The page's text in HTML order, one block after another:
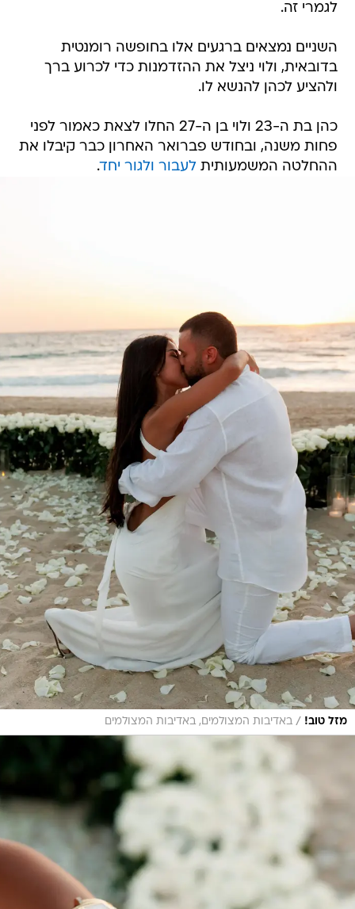
לגמרי זה.
השניים נמצאים ברגעים אלו בחופשה רומנטית
בדובאית, ולוי ניצל את ההזדמנות כדי לכרוע ברך
ולהציע לכהן להנשא לו.
כהן בת ה-23 ולוי בן ה-27 החלו לצאת כאמור לפני
פחות משנה, ובחודש פברואר האחרון כבר קיבלו את
ההחלטה המשמעותיתלעבור ולגור יחד.
מזל טוב! / באדיבות המצולמים, באדיבות המצולמים